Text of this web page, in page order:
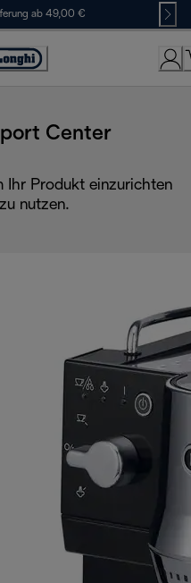
ab 49,00 €
Center
Ihr Produkt einzurichten
nutzen.